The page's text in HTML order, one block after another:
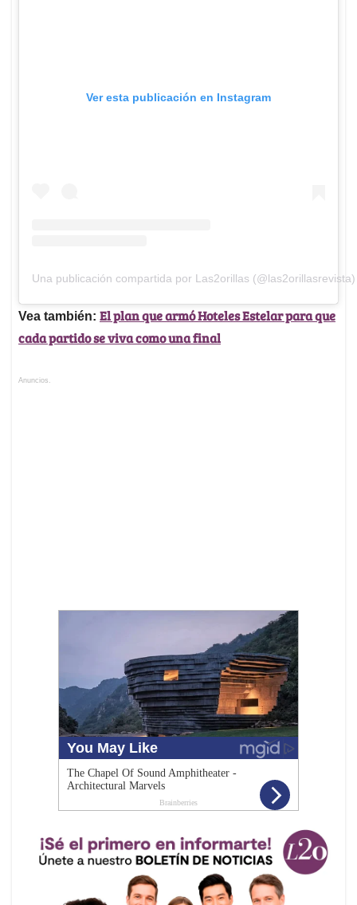
Ver esta publicación en Instagram
Una publicación compartida por Las2orillas (@las2orillasrevista)
Vea también: El plan que armó Hoteles Estelar para que
cada partido se viva como una final
Anuncios.